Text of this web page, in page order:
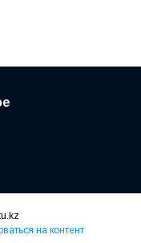
на контент